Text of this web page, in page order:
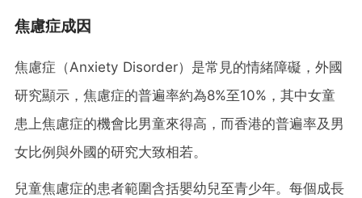
焦慮症成因
焦慮症（Anxiety Disorder）是常見的情緒障礙，外國
研究顯示，焦慮症的普遍率約為8%至10%，其中女童
患上焦慮症的機會比男童來得高，而香港的普遍率及男
女比例與外國的研究大致相若。
兒童焦慮症的患者範圍含括嬰幼兒至青少年。每個成長